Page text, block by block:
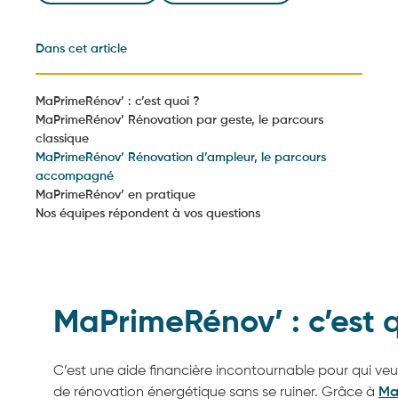
Dans cet article
MaPrimeRénov’ : c’est quoi ?
MaPrimeRénov’ Rénovation par geste, le parcours
classique
MaPrimeRénov’ Rénovation d’ampleur, le parcours
accompagné
MaPrimeRénov’ en pratique
Nos équipes répondent à vos questions
MaPrimeRénov’ : c’est
C’est une aide financière incontournable pour qui
de rénovation énergétique sans se ruiner. Grâce à